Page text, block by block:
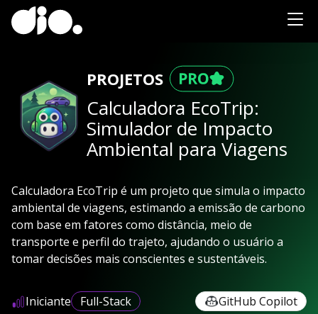
PROJETOS
Calculadora EcoTrip:
Simulador de Impacto
Ambiental para Viagens
Calculadora EcoTrip é um projeto que simula o impacto
ambiental de viagens, estimando a emissão de carbono
com base em fatores como distância, meio de
transporte e perfil do trajeto, ajudando o usuário a
tomar decisões mais conscientes e sustentáveis.
Iniciante Full-Stack GitHub Copilot